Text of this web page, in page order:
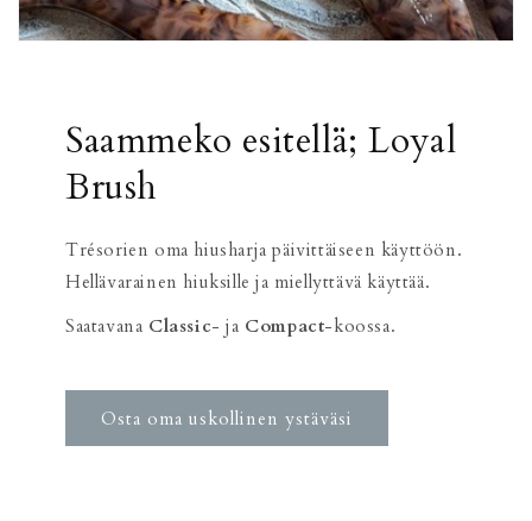
Saammeko esitellä; Loyal
Brush
Trésorien oma hiusharja päivittäiseen käyttöön.
Hellävarainen hiuksille ja miellyttävä käyttää.
Saatavana Classic- ja Compact-koossa.
Osta oma uskollinen ystäväsi